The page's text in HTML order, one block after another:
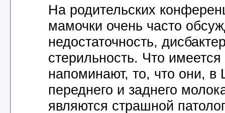
На родительских
мамочки очень часто
недостаточность,
стерильность. Что
напоминают, то, что они,
переднего и заднего
являются страшной